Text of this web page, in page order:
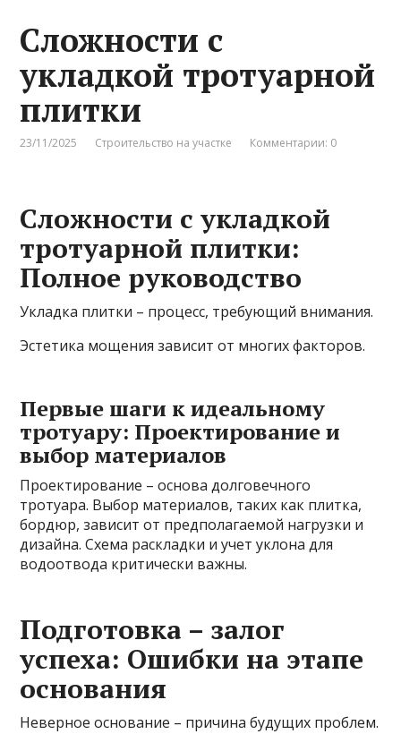
Сложности с
укладкой тротуарной
плитки
23/11/2025 Строительство на участке Комментарии: 0
Сложности с укладкой
тротуарной плитки:
Полное руководство
Укладка плитки – процесс, требующий внимания.
Эстетика мощения зависит от многих факторов.
Первые шаги к идеальному
тротуару: Проектирование и
выбор материалов
Проектирование – основа долговечного
тротуара. Выбор материалов, таких как плитка,
бордюр, зависит от предполагаемой нагрузки и
дизайна. Схема раскладки и учет уклона для
водоотвода критически важны.
Подготовка – залог
успеха: Ошибки на этапе
основания
Неверное основание – причина будущих проблем.